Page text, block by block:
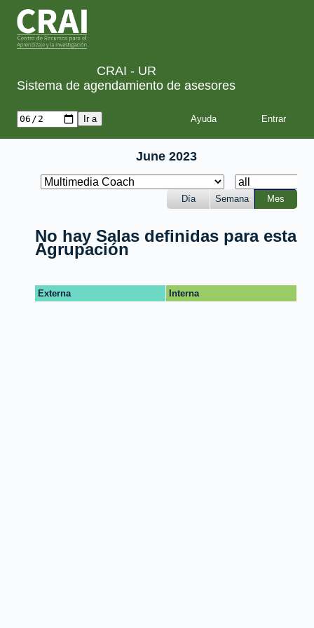
CRAI - UR
Sistema de agendamiento de asesores
Ayuda
June 2023
Día Semana Mes
No hay Salas definidas para esta
Agrupación
Externa Interna